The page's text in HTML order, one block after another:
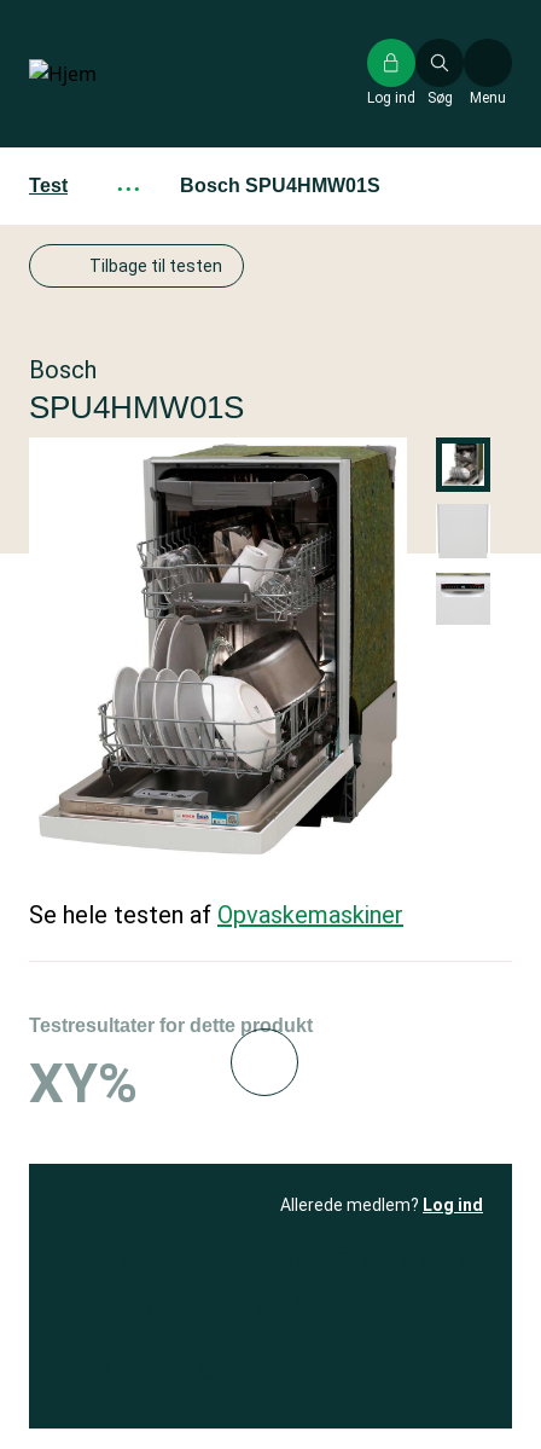
hovedindhold
Søg
Log ind Menu
Test ··· Bosch SPU4HMW01S
Tilbage til testen
Bosch
SPU4HMW01S
Se hele testen af Opvaskemaskiner
Testresultater for dette produkt
XY%
Allerede medlem? Log ind